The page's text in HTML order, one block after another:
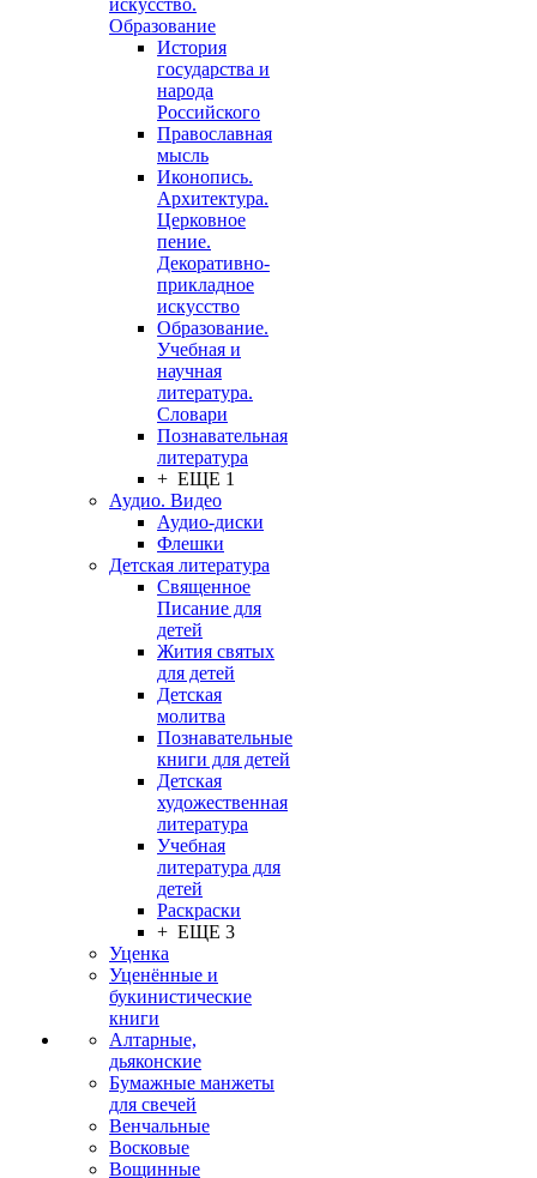
искусство.
Образование
История
государства и
народа
Российского
Православная
мысль
Иконопись.
Архитектура.
Церковное
пение.
Декоративно-
прикладное
искусство
Образование.
Учебная и
научная
литература.
Словари
Познавательная
литература
+ ЕЩЕ 1
Аудио. Видео
Аудио-диски
Флешки
Детская литература
Священное
Писание для
детей
Жития святых
для детей
Детская
молитва
Познавательные
книги для детей
Детская
художественная
литература
Учебная
литература для
детей
Раскраски
+ ЕЩЕ 3
Уценка
Уценённые и
букинистические
книги
Алтарные,
дьяконские
Бумажные манжеты
для свечей
Венчальные
Восковые
Вощинные